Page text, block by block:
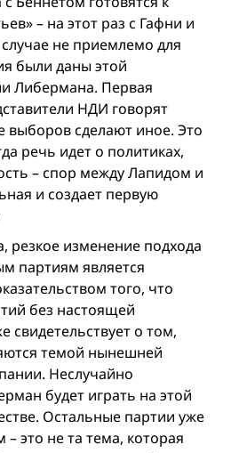
– на этот раз с Гафни и
не приемлемо для
были даны этой
Либермана. Первая
НДИ говорят
выборов сделают иное. Это
речь идет о политиках,
– спор между Лапидом и
и создает первую
резкое изменение подхода
партиям является
того, что
без настоящей
свидетельствует о том,
темой нынешней
Неслучайно
будет играть на этой
Остальные партии уже
это не та тема, которая